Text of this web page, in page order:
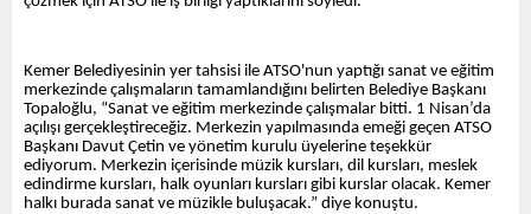
Kemer Belediyesinin yer tahsisi ile ATSO'nun yaptığı sanat ve eğitim
merkezinde çalışmaların tamamlandığını belirten Belediye Başkanı
Topaloğlu, “Sanat ve eğitim merkezinde çalışmalar bitti. 1 Nisan’da
açılışı gerçekleştireceğiz. Merkezin yapılmasında emeği geçen ATSO
Başkanı Davut Çetin ve yönetim kurulu üyelerine teşekkür
ediyorum. Merkezin içerisinde müzik kursları, dil kursları, meslek
edindirme kursları, halk oyunları kursları gibi kurslar olacak. Kemer
halkı burada sanat ve müzikle buluşacak.” diye konuştu.